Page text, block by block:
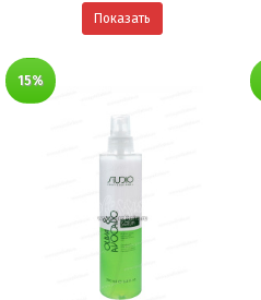
Показать
15%